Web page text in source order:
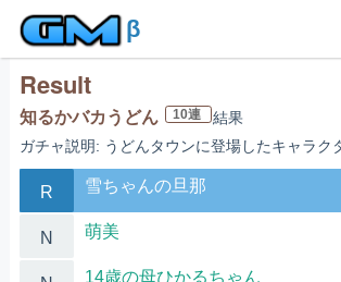
β
Result
知るかバカうどん 10連
結果
ガチャ説明: うどんタウンに登場したキャラク
R 雪ちゃんの旦那
N 萌美
14歳の母ひかるちゃん